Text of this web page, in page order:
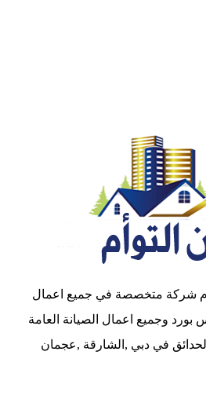
شركة متخصصة في جميع اعمال
بورد وجميع اعمال الصيانة العامة
في دبي ,الشارقة ,عجمان